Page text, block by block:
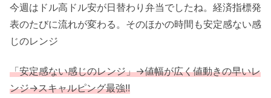
今週はドル高ドル安が日替わり弁当でしたね。経済指標発
表のたびに流れが変わる。そのほかの時間も安定感ない感
じのレンジ
「安定感ない感じのレンジ」→値幅が広く値動きの早いレ
ンジ→スキャルピング最強!!